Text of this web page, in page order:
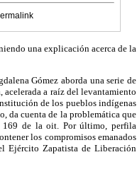
una explicación acerca de la
Gómez aborda una serie de
a raíz del levantamiento
de los pueblos indígenas
da cuenta de la problemática que
169 de la oit. Por último, perfila
los compromisos emanados
Ejército Zapatista de Liberación